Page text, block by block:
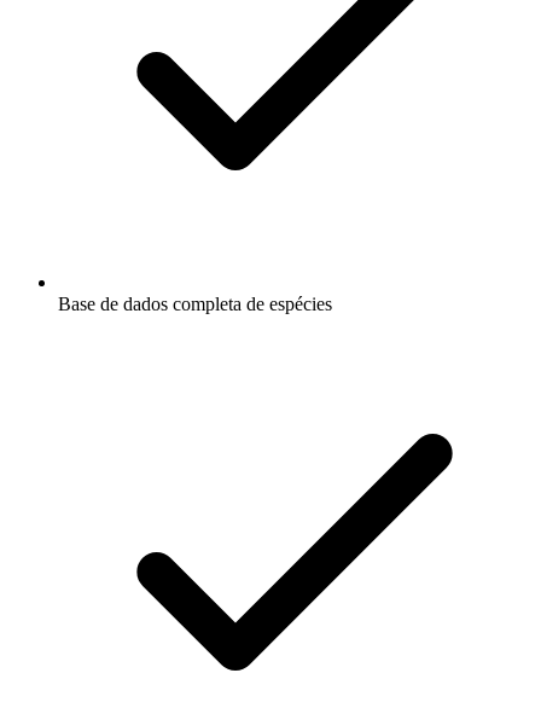
Base de dados completa de espécies